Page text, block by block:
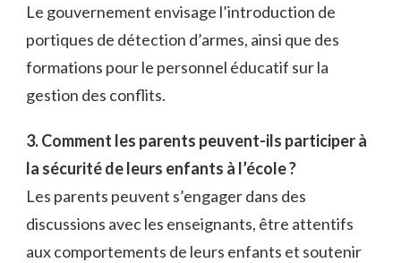
Le gouvernement envisage l’introduction de
portiques de détection d’armes, ainsi que des
formations pour le personnel éducatif sur la
gestion des conflits.
3. Comment les parents peuvent-ils participer à
la sécurité de leurs enfants à l’école ?
Les parents peuvent s’engager dans des
discussions avec les enseignants, être attentifs
aux comportements de leurs enfants et soutenir